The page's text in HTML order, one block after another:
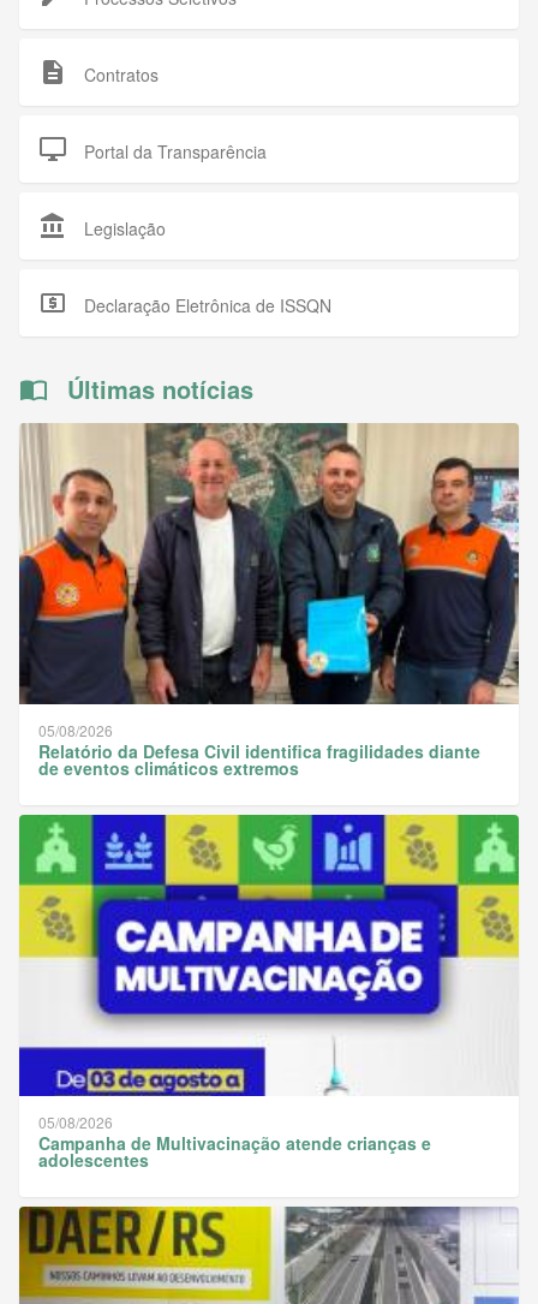
description Contratos
desktop_windows Portal da Transparência
account_balance Legislação
local_atm Declaração Eletrônica de ISSQN
Últimas notícias
05/08/2026
Relatório da Defesa Civil identifica fragilidades diante
de eventos climáticos extremos
05/08/2026
Campanha de Multivacinação atende crianças e
adolescentes